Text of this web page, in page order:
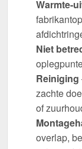
Warmte-
Niet
Reiniging
zachte
of
overlap,